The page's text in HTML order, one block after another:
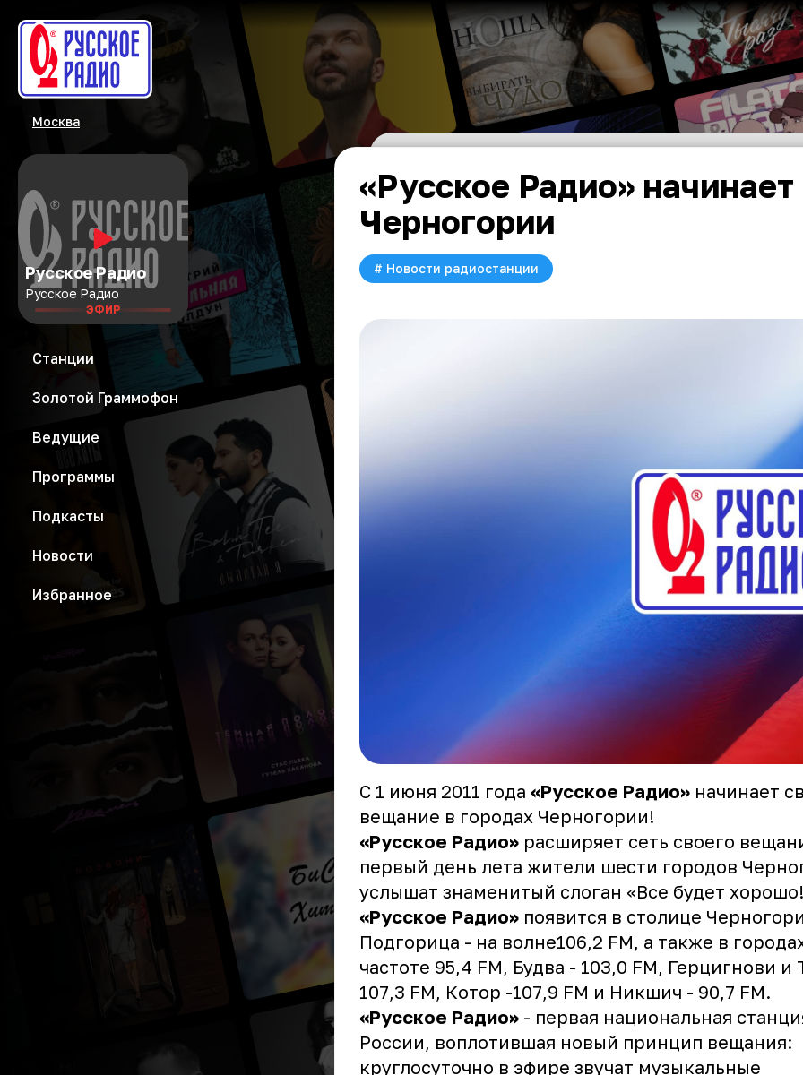
Москва
Русское Радио
Русское Радио
ЭФИР
Станции
Золотой Граммофон
Ведущие
Программы
Подкасты
Новости
Избранное
«Русское Радио»
Черногории
# Новости радиостанции
С 1 июня 2011 года «Русское Радио» начинает
вещание в городах Черногории!
«Русское Радио» расширяет сеть своего
первый день лета жители шести городов
услышат знаменитый слоган «Все будет
«Русское Радио» появится в столице
Подгорица - на волне106,2 FM, а также в
частоте 95,4 FM, Будва - 103,0 FM, Герцигнови и
107,3 FM, Котор -107,9 FM и Никшич - 90,7 FM.
«Русское Радио» - первая национальная
России, воплотившая новый принцип вещания:
круглосуточно в эфире звучат музыкальные